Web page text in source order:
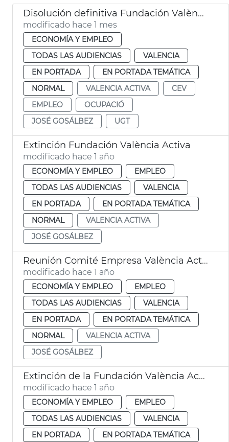
Disolución definitiva Fundación València Activa
modificado hace 1 mes
ECONOMÍA Y EMPLEO
TODAS LAS AUDIENCIAS
VALENCIA
EN PORTADA
EN PORTADA TEMÁTICA
NORMAL
VALENCIA ACTIVA
CEV
EMPLEO
OCUPACIÓ
JOSÉ GOSÁLBEZ
UGT
Extinción Fundación València Activa
modificado hace 1 año
ECONOMÍA Y EMPLEO
EMPLEO
TODAS LAS AUDIENCIAS
VALENCIA
EN PORTADA
EN PORTADA TEMÁTICA
NORMAL
VALENCIA ACTIVA
JOSÉ GOSÁLBEZ
Reunión Comité Empresa València Activa
modificado hace 1 año
ECONOMÍA Y EMPLEO
EMPLEO
TODAS LAS AUDIENCIAS
VALENCIA
EN PORTADA
EN PORTADA TEMÁTICA
NORMAL
VALENCIA ACTIVA
JOSÉ GOSÁLBEZ
Extinción de la Fundación València Activa
modificado hace 1 año
ECONOMÍA Y EMPLEO
EMPLEO
TODAS LAS AUDIENCIAS
VALENCIA
EN PORTADA
EN PORTADA TEMÁTICA